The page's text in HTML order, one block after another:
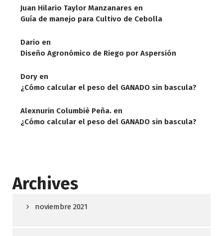
Juan Hilario Taylor Manzanares en
Guía de manejo para Cultivo de Cebolla
Dario en
Diseño Agronómico de Riego por Aspersión
Dory en
¿Cómo calcular el peso del GANADO sin bascula?
Alexnurin Columbiè Peña. en
¿Cómo calcular el peso del GANADO sin bascula?
Archives
noviembre 2021